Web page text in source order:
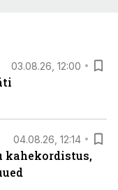
03.08.26, 12:00
04.08.26, 12:14
kahekordistus,